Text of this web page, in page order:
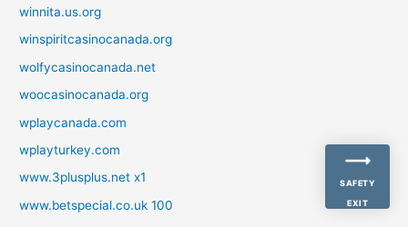
winnita.us.org
winspiritcasinocanada.org
wolfycasinocanada.net
woocasinocanada.org
wplaycanada.com
wplayturkey.com
www.3plusplus.net x1
www.betspecial.co.uk 100
SAFETY
EXIT